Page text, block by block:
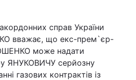
справ України
вважає, що екс-прем`єр-
може надати
ЯНУКОВИЧУ серйозну
газових контрактів із